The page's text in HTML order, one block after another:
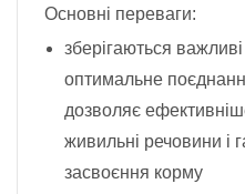
Основні переваги:
зберігаються
оптимальне
дозволяє
живильні речовини і
засвоєння корму